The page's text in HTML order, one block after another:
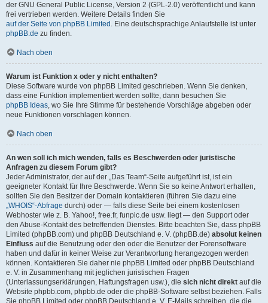
der GNU General Public License, Version 2 (GPL-2.0) veröffentlicht und kann
frei vertrieben werden. Weitere Details finden Sie
auf der Seite von phpBB Limited . Eine deutschsprachige Anlaufstelle ist unter
phpBB.de zu finden.
Nach oben
Warum ist Funktion x oder y nicht enthalten?
Diese Software wurde von phpBB Limited geschrieben. Wenn Sie denken,
dass eine Funktion implementiert werden sollte, dann besuchen Sie
phpBB Ideas, wo Sie Ihre Stimme für bestehende Vorschläge abgeben oder
neue Funktionen vorschlagen können.
Nach oben
An wen soll ich mich wenden, falls es Beschwerden oder juristische
Anfragen zu diesem Forum gibt?
Jeder Administrator, der auf der „Das Team“-Seite aufgeführt ist, ist ein
geeigneter Kontakt für Ihre Beschwerde. Wenn Sie so keine Antwort erhalten,
sollten Sie den Besitzer der Domain kontaktieren (führen Sie dazu eine
„WHOIS“-Abfrage durch) oder — falls diese Seite bei einem kostenlosen
Webhoster wie z. B. Yahoo!, free.fr, funpic.de usw. liegt — den Support oder
den Abuse-Kontakt des betreffenden Dienstes. Bitte beachten Sie, dass phpBB
Limited (phpBB.com) und phpBB Deutschland e. V. (phpBB.de) absolut keinen
Einfluss auf die Benutzung oder den oder die Benutzer der Forensoftware
haben und dafür in keiner Weise zur Verantwortung herangezogen werden
können. Kontaktieren Sie daher nie phpBB Limited oder phpBB Deutschland
e. V. in Zusammenhang mit jeglichen juristischen Fragen
(Unterlassungserklärungen, Haftungsfragen usw.), die sich nicht direkt auf die
Website phpbb.com, phpbb.de oder die phpBB-Software selbst beziehen. Falls
Sie phpBB Limited oder phpBB Deutschland e. V. E-Mails schreiben, die die